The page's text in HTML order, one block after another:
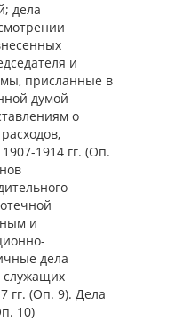
дела
и
присланные в
думой
о
1914 гг. (Оп.
и
дела
служащих
гг. (Оп. 9). Дела
10)